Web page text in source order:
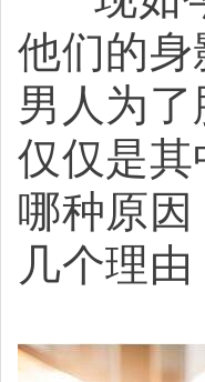
他们的
男人为
仅仅是
哪种原
几个理